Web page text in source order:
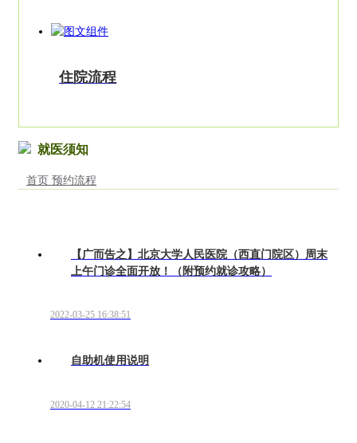
住院流程
就医须知
首页 预约流程
【广而告之】北京大学人民医院（西直门院区）周末
上午门诊全面开放！（附预约就诊攻略）
2022-03-25 16:38:51
自助机使用说明
2020-04-12 21:22:54